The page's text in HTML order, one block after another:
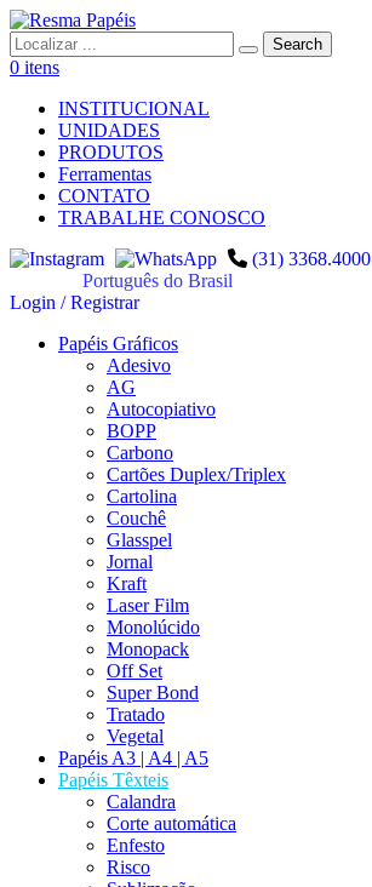
0 itens
INSTITUCIONAL
UNIDADES
PRODUTOS
Ferramentas
CONTATO
TRABALHE CONOSCO
(31) 3368.4000
Português do Brasil
Login / Registrar
Papéis Gráficos
Adesivo
AG
Autocopiativo
BOPP
Carbono
Cartões Duplex/Triplex
Cartolina
Couchê
Glasspel
Jornal
Kraft
Laser Film
Monolúcido
Monopack
Off Set
Super Bond
Tratado
Vegetal
Papéis A3 | A4 | A5
Papéis Têxteis
Calandra
Corte automática
Enfesto
Risco